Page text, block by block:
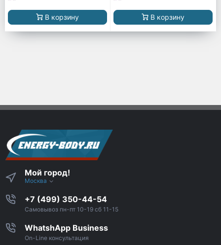
В корзину В корзину
Мой город!
Москва
+7 (499) 350-44-54
Самовывоз пн-пт 10-19 сб 11-15
WhatshApp Business
On-Line консультация